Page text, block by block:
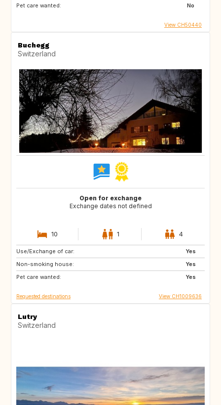
Pet care wanted:
No
View CH50440
Buchegg
Switzerland
Open for exchange
Exchange dates not defined
10 1 4
Use/Exchange of car:
Yes
Non-smoking house:
Yes
Pet care wanted:
Yes
IS
FI
IE
Requested destinations View CH1009636
Lutry
Switzerland